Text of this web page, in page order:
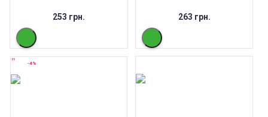
253 грн. 263 грн.
-4%